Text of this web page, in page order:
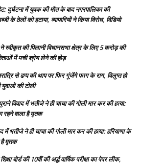
दुर्घटना में युवक की मौत के बाद नगरपालिका की
के ठेलों को हटाया, व्यापारियों ने किया विरोध, विडियो
स्वीकृत की पिलानी विधानसभा क्षेत्र के लिए 5 करोड़ की
में मची श्रेय लेने की होड़
से ढप्प की थाप पर फिर गूंजेंगे फाग के राग, विलुप्त हो
युवाओं की टोली
विवाद में भतीजे ने ही चाचा की गोली मार कर की हत्या:
रहने वाला है मृतक
में भतीजे ने ही चाचा की गोली मार कर की हत्या: हरियाणा के
है मृतक
बोर्ड की 10वीं की अर्द्ध वार्षिक परीक्षा का पेपर लीक,